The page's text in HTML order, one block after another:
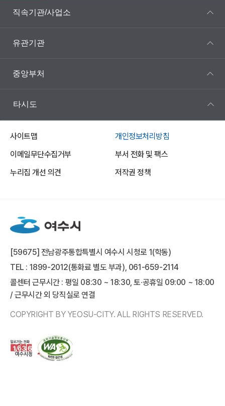
직속기관/사업소
유관기관
중앙부처
타시도
사이트맵
개인정보처리방침
이메일무단수집거부
부서 전화 및 팩스
누리집 개선 의견
저작권 정책
[59675] 전남광주통합특별시 여수시 시청로 1(학동)
TEL : 1899-2012(통화료 별도 부과), 061-659-2114
콜센터 근무시간 : 평일 08:30 ~ 18:30, 토·공휴일 09:00 ~ 18:00
/ 근무시간 외 당직실로 연결
COPYRIGHT BY YEOSU-CITY. ALL RIGHTS RESERVED.